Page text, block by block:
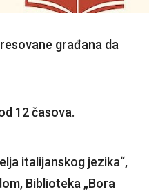
građana da
12 časova.
italijanskog jezika“,
Biblioteka „Bora